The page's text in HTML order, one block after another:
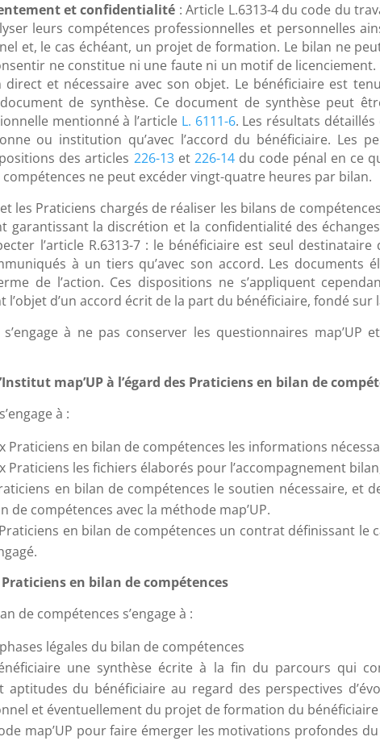
et confidentialité : Article L.6313-4 du code du
leurs compétences professionnelles et personnelles
et, le cas échéant, un projet de formation. Le bilan ne
ne constitue ni une faute ni un motif de
et nécessaire avec son objet. Le bénéficiaire est
de synthèse. Ce document de synthèse peut
mentionné à l’article L. 6111-6. Les résultats
ou institution qu’avec l’accord du bénéficiaire. Les
des articles 226-13 et 226-14du code pénal en ce
ne peut excéder vingt-quatre heures par bilan.
et les Praticiens chargés de réaliser les bilans de
garantissant la discrétion et la confidentialité des
l’article R.6313-7 : le bénéficiaire est seul
à un tiers qu’avec son accord. Les
de l’action. Ces dispositions ne s’appliquent
l’objet d’un accord écrit de la part du bénéficiaire, fondé sur
s’engage à ne pas conserver les questionnaires
map’UP à l’égard des Praticiens en bilan de
à :
Praticiens en bilan de compétences les informations
Praticiens les fichiers élaborés pour l’accompagnement
en bilan de compétences le soutien nécessaire, et
de compétences avec la méthode map’UP.
en bilan de compétences un contrat définissant
en bilan de compétences
de compétences s’engage à :
légales du bilan de compétences
une synthèse écrite à la fin du parcours qui
aptitudes du bénéficiaire au regard des perspectives
et éventuellement du projet de formation du
map’UP pour faire émerger les motivations profondes